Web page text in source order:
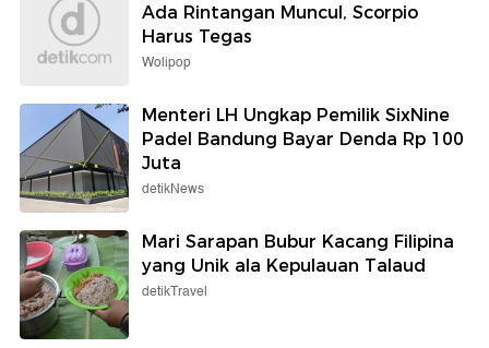
Ada Rintangan Muncul, Scorpio
Harus Tegas
Wolipop
Menteri LH Ungkap Pemilik SixNine
Padel Bandung Bayar Denda Rp 100
Juta
detikNews
Mari Sarapan Bubur Kacang Filipina
yang Unik ala Kepulauan Talaud
detikTravel